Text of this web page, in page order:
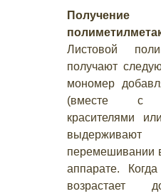
Получение
Листовой
получают
мономер
(вместе с
красителями
перемешивании
аппарате.
возрастает